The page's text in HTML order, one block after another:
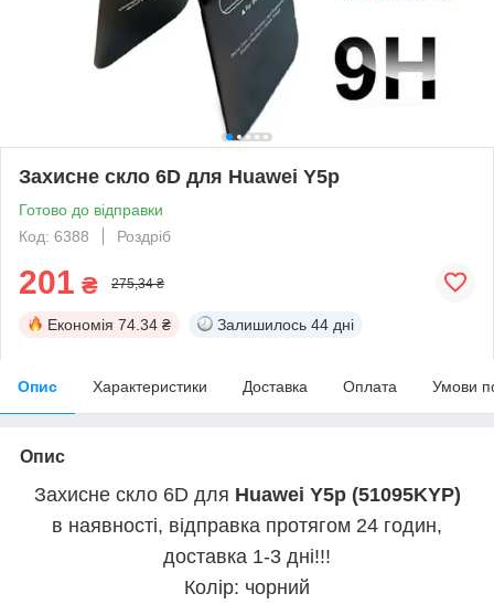
Захисне скло 6D для Huawei Y5p
Готово до відправки
Код: 6388
Роздріб
201 ₴ 275,34 ₴
Економія 74.34 ₴ Залишилось 44 дні
Опис Характеристики Доставка Оплата Умови
Опис
Захисне скло 6D для Huawei Y5p (51095KYP)
в наявності, відправка протягом 24 годин,
доставка 1-3 дні!!!
Колір: чорний